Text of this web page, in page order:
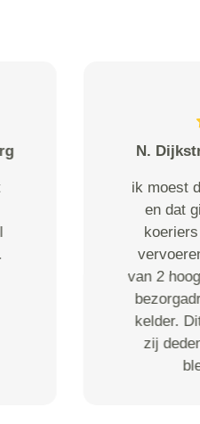
perfect. Ik
voor een
volgens
laadklep
zonder
ik dan